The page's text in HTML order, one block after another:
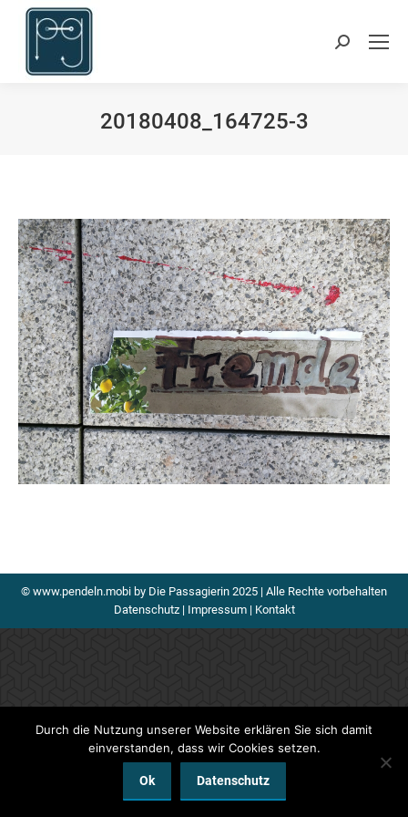
20180408_164725-3
© www.pendeln.mobi by Die Passagierin 2025 | Alle Rechte vorbehalten
Datenschutz| Impressum| Kontakt
Durch die Nutzung unserer Website erklären Sie sich damit
einverstanden, dass wir Cookies setzen.
Ok Datenschutz